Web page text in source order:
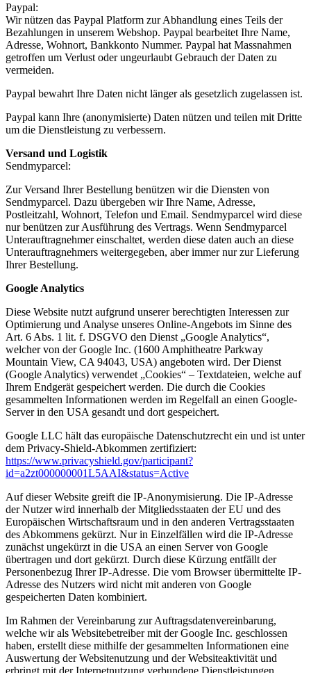
Paypal:
Wir nützen das Paypal Platform zur Abhandlung eines Teils der
Bezahlungen in unserem Webshop. Paypal bearbeitet Ihre Name,
Adresse, Wohnort, Bankkonto Nummer. Paypal hat Massnahmen
getroffen um Verlust oder ungeurlaubt Gebrauch der Daten zu
vermeiden.
Paypal bewahrt Ihre Daten nicht länger als gesetzlich zugelassen ist.
Paypal kann Ihre (anonymisierte) Daten nützen und teilen mit Dritte
um die Dienstleistung zu verbessern.
Versand und Logistik
Sendmyparcel:
Zur Versand Ihrer Bestellung benützen wir die Diensten von
Sendmyparcel. Dazu übergeben wir Ihre Name, Adresse,
Postleitzahl, Wohnort, Telefon und Email. Sendmyparcel wird diese
nur benützen zur Ausführung des Vertrags. Wenn Sendmyparcel
Unterauftragnehmer einschaltet, werden diese daten auch an diese
Unterauftragnehmers weitergegeben, aber immer nur zur Lieferung
Ihrer Bestellung.
Google Analytics
Diese Website nutzt aufgrund unserer berechtigten Interessen zur
Optimierung und Analyse unseres Online-Angebots im Sinne des
Art. 6 Abs. 1 lit. f. DSGVO den Dienst „Google Analytics“,
welcher von der Google Inc. (1600 Amphitheatre Parkway
Mountain View, CA 94043, USA) angeboten wird. Der Dienst
(Google Analytics) verwendet „Cookies“ – Textdateien, welche auf
Ihrem Endgerät gespeichert werden. Die durch die Cookies
gesammelten Informationen werden im Regelfall an einen Google-
Server in den USA gesandt und dort gespeichert.
Google LLC hält das europäische Datenschutzrecht ein und ist unter
dem Privacy-Shield-Abkommen zertifiziert:
https://www.privacyshield.gov/participant?
id=a2zt000000001L5AAI&status=Active
Auf dieser Website greift die IP-Anonymisierung. Die IP-Adresse
der Nutzer wird innerhalb der Mitgliedsstaaten der EU und des
Europäischen Wirtschaftsraum und in den anderen Vertragsstaaten
des Abkommens gekürzt. Nur in Einzelfällen wird die IP-Adresse
zunächst ungekürzt in die USA an einen Server von Google
übertragen und dort gekürzt. Durch diese Kürzung entfällt der
Personenbezug Ihrer IP-Adresse. Die vom Browser übermittelte IP-
Adresse des Nutzers wird nicht mit anderen von Google
gespeicherten Daten kombiniert.
Im Rahmen der Vereinbarung zur Auftragsdatenvereinbarung,
welche wir als Websitebetreiber mit der Google Inc. geschlossen
haben, erstellt diese mithilfe der gesammelten Informationen eine
Auswertung der Websitenutzung und der Websiteaktivität und
erbringt mit der Internetnutzung verbundene Dienstleistungen.